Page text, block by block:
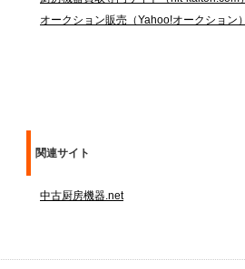
オークション販売（Yahoo!オークション）
関連サイト
中古厨房機器.net